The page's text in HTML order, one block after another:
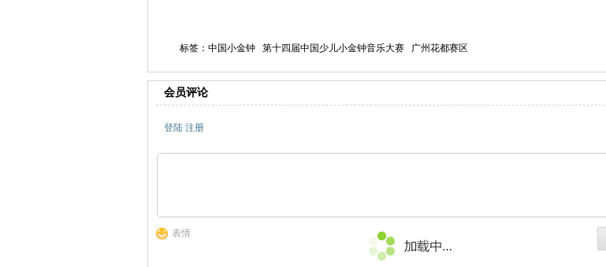
标签：中国小金钟 第十四届中国少儿小金钟音乐大赛 广州花都赛区
会员评论
登陆 注册
表情